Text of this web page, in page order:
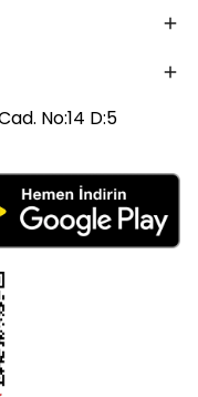
No:14 D:5